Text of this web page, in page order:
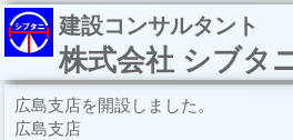
建設コンサルタント
株式会社 シブタ
広島支店を開設しました。
広島支店